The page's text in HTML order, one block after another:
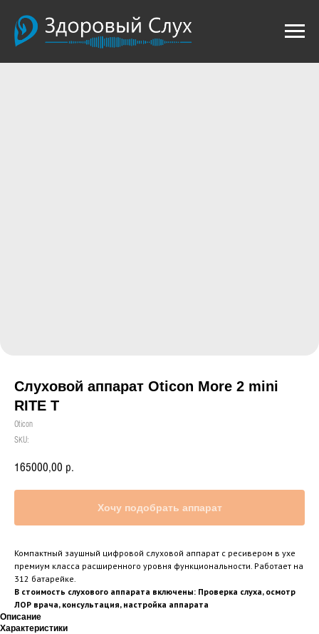
Слуховой аппарат Oticon More 2 mini
RITE T
Oticon
SKU:
165000,00 р.
Хочу подобрать аппарат
Компактный заушный цифровой слуховой аппарат с ресивером в ухе
премиум класса расширенного уровня функциональности. Работает на
312 батарейке.
В стоимость слухового аппарата включены: Проверка слуха, осмотр
ЛОР врача, консультация, настройка аппарата
Описание
Характеристики